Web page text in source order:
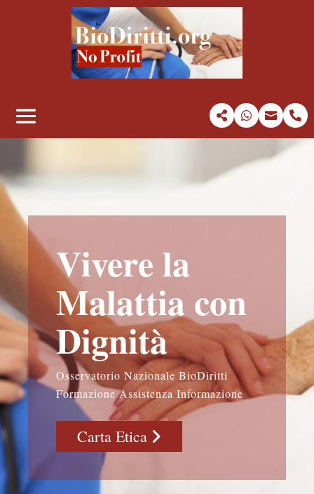
   
Vivere la
Malattia con
Dignità
Osservatorio Nazionale BioDiritti
Formazione Assistenza Informazione
Carta Etica